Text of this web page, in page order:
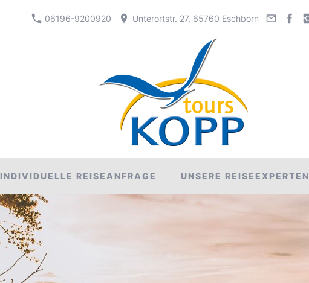
06196-9200920 Unterortstr. 27, 65760 Eschborn
INDIVIDUELLE REISEANFRAGE UNSERE REISEEXPERTEN